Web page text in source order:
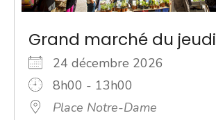
Grand marché du jeudi
24 décembre 2026
8h00 - 13h00
Place Notre-Dame